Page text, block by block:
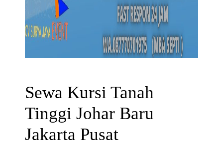
Sewa Kursi Tanah
Tinggi Johar Baru
Jakarta Pusat